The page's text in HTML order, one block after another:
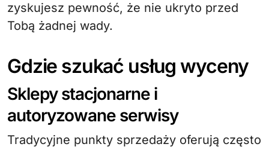
zyskujesz pewność, że nie ukryto przed
Tobą żadnej wady.
Gdzie szukać usług wyceny
Sklepy stacjonarne i
autoryzowane serwisy
Tradycyjne punkty sprzedaży oferują często